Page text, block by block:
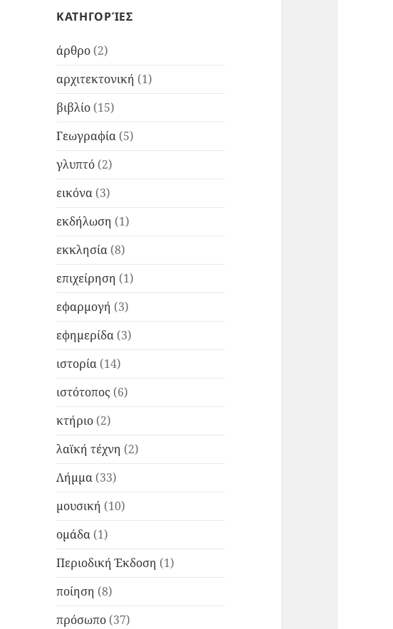
ΚΑΤΗΓΟΡΊΕΣ
άρθρο (2)
αρχιτεκτονική (1)
βιβλίο (15)
Γεωγραφία (5)
γλυπτό (2)
εικόνα (3)
εκδήλωση (1)
εκκλησία (8)
επιχείρηση (1)
εφαρμογή (3)
εφημερίδα (3)
ιστορία (14)
ιστότοπος (6)
κτήριο (2)
λαϊκή τέχνη (2)
Λήμμα (33)
μουσική (10)
ομάδα (1)
Περιοδική Έκδοση (1)
ποίηση (8)
πρόσωπο (37)